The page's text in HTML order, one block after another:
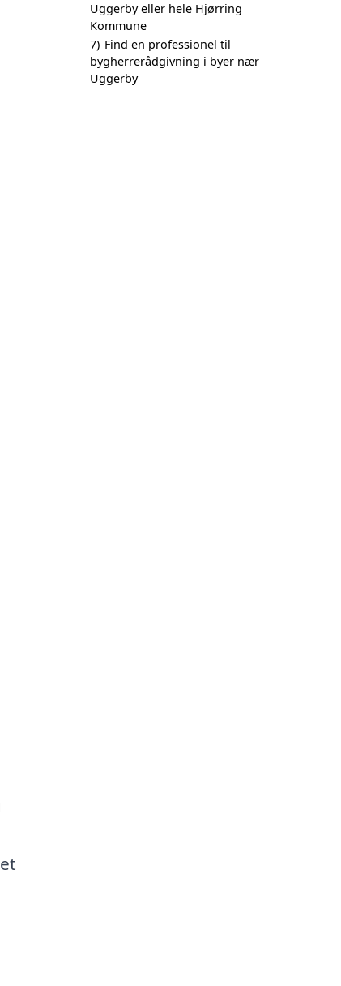
Uggerby eller hele Hjørring
Kommune
7) Find en professionel til
bygherrerådgivning i byer nær
Uggerby